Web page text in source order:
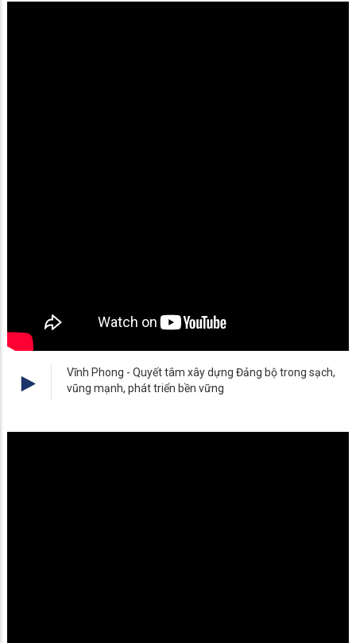
Vĩnh Phong - Quyết tâm xây dựng Đảng bộ trong sạch,
vũng mạnh, phát triển bền vững